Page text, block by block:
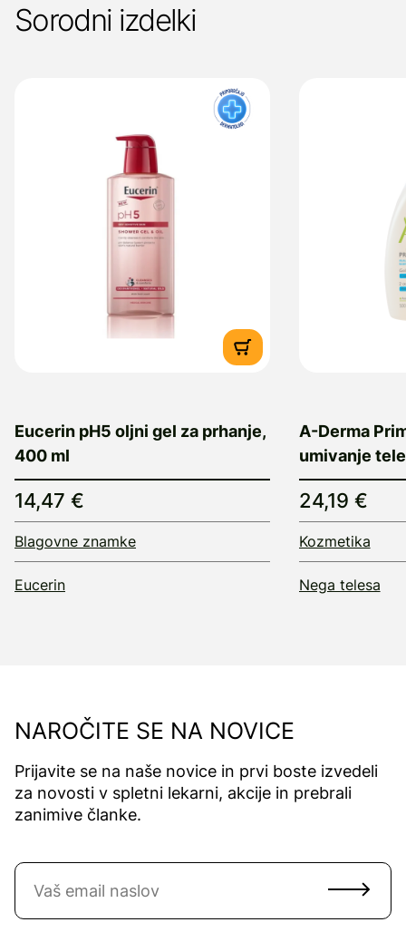
Sorodni izdelki
Eucerin pH5 oljni gel za prhanje,
400 ml
14,47 €
Blagovne znamke
Eucerin
A-Derma
umivanje
24,19 €
Kozmetika
Nega telesa
NAROČITE SE NA NOVICE
Prijavite se na naše novice in prvi boste izvedeli
za novosti v spletni lekarni, akcije in prebrali
zanimive članke.
Naročite se na novice